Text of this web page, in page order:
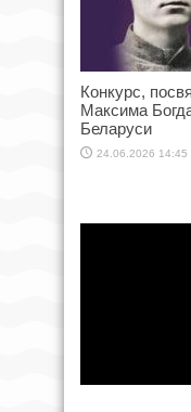
Конкурс,
Максима
Беларуси
24.06.2026 14:45